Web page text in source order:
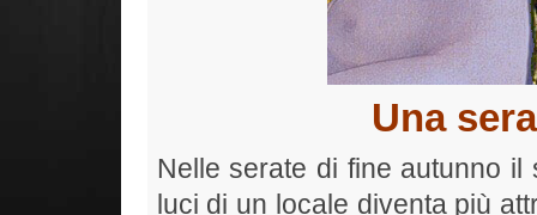
Una
Nelle serate di fine autunno
luci di un locale diventa più